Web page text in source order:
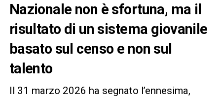
Nazionale non è sfortuna, ma il
risultato di un sistema giovanile
basato sul censo e non sul
talento
Il 31 marzo 2026 ha segnato l’ennesima,